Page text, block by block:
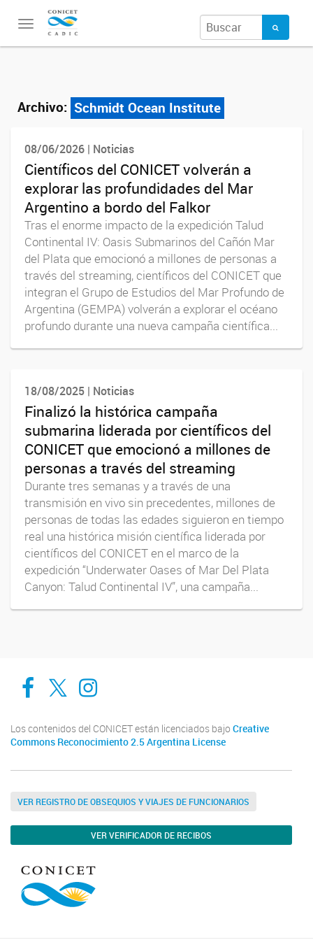
Toggle
Archivo: Schmidt Ocean Institute
08/06/2026 | Noticias
Científicos del CONICET volverán a
explorar las profundidades del Mar
Argentino a bordo del Falkor
Tras el enorme impacto de la expedición Talud
Continental IV: Oasis Submarinos del Cañón Mar
del Plata que emocionó a millones de personas a
través del streaming, científicos del CONICET que
integran el Grupo de Estudios del Mar Profundo de
Argentina (GEMPA) volverán a explorar el océano
profundo durante una nueva campaña científica...
18/08/2025 | Noticias
Finalizó la histórica campaña
submarina liderada por científicos del
CONICET que emocionó a millones de
personas a través del streaming
Durante tres semanas y a través de una
transmisión en vivo sin precedentes, millones de
personas de todas las edades siguieron en tiempo
real una histórica misión científica liderada por
científicos del CONICET en el marco de la
expedición “Underwater Oases of Mar Del Plata
Canyon: Talud Continental IV”, una campaña...
Cadic en RedCADIC Ushuaia
Cadic en Red
Los contenidos del CONICET están licenciados bajo Creative
Commons Reconocimiento 2.5 Argentina License
VER REGISTRO DE OBSEQUIOS Y VIAJES DE FUNCIONARIOS
VER VERIFICADOR DE RECIBOS